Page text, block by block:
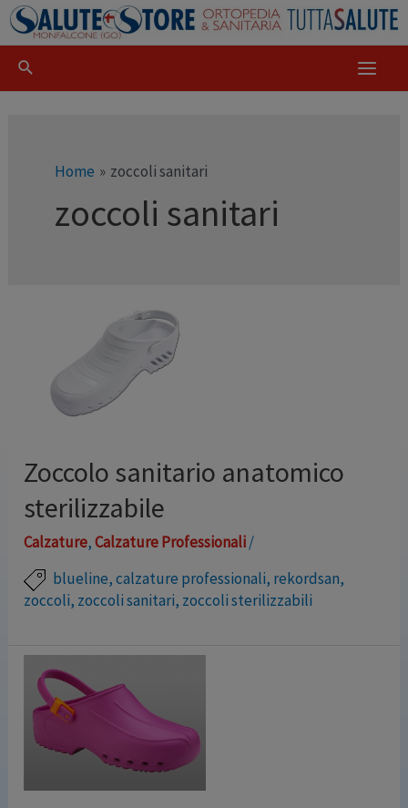
Home zoccoli sanitari
zoccoli sanitari
Zoccolo sanitario anatomico
sterilizzabile
Calzature,Calzature Professionali/
blueline,calzature professionali, rekordsan,
zoccoli, zoccoli sanitari, zoccoli sterilizzabili
regolabile staccabile, può essere facilmente lavato a
mano, in lavatrice o sterilizzato in autoclave sino a
134°C. Incluso plantare estraibile antistatico. Misure:
dal 35 al 48. Colori vari: avio, bianco, cielo, fucsia, nero,